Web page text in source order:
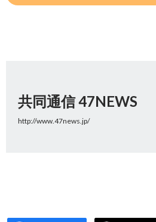
共同通信 47NEWS
http://www.47news.jp/